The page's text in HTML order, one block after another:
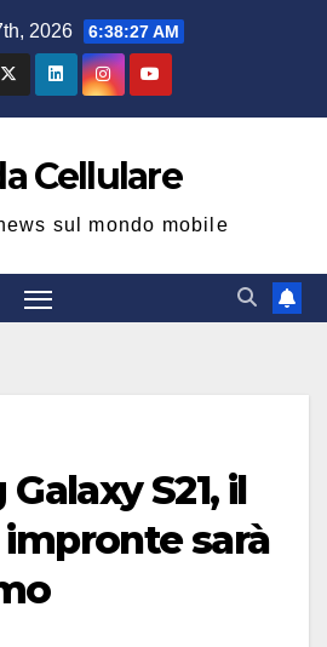
2026 6:38:27 AM
Cellulare
sul mondo mobile
S21, il
sarà